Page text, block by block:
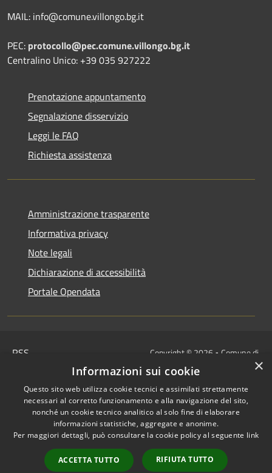
MAIL: info@comune.villongo.bg.it
PEC: protocollo@pec.comune.villongo.bg.it
Centralino Unico: +39 035 927222
Prenotazione appuntamento
Segnalazione disservizio
Leggi le FAQ
Richiesta assistenza
Amministrazione trasparente
Informativa privacy
Note legali
Dichiarazione di accessibilità
Portale Opendata
RSS
Cookie
Mappa del sito
IBAN COMUNALI: per i cittadini
IT48Z0851453760000000120312
IT32I0100004306TU0000005820
Copyright © 2026 • Comune di
Villongo • Powered by
redazione
×
Informazioni sui cookie
Questo sito web utilizza cookie tecnici e assimilati strettamente
necessari al corretto funzionamento e alla navigazione del sito,
nonché un cookie tecnico analitico al solo fine di elaborare
informazioni statistiche, aggregate e anonime.
Per maggiori dettagli, può consultare la cookie policy al seguente link
ACCETTA TUTTO RIFIUTA TUTTO